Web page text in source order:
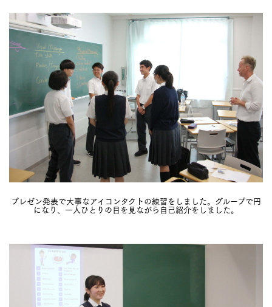
プレゼン発表で大事なアイコンタクトの練習をしました。グループで円
になり、一人ひとりの目を見ながら自己紹介をしました。